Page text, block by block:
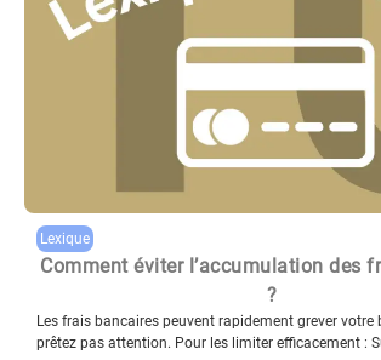
Lexique
Comment éviter l’accumulation des
?
Les frais bancaires peuvent rapidement grever votre
prêtez pas attention. Pour les limiter efficacement :